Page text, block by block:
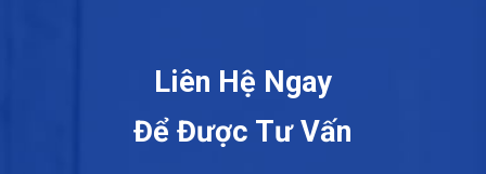
Liên Hệ Ngay
Để Được Tư Vấn